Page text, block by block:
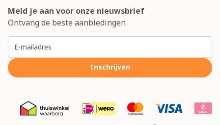
Meld je aan voor onze nieuwsbrief
Ontvang de beste aanbiedingen
Inschrijven